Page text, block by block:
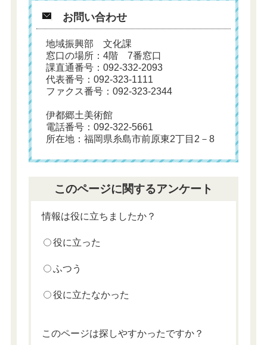
お問い合わせ
地域振興部 文化課
窓口の場所：4階 7番窓口
課直通番号：092-332-2093
代表番号：092-323-1111
ファクス番号：092-323-2344
伊都郷土美術館
電話番号：092-322-5661
所在地：福岡県糸島市前原東2丁目2－8
このページに関するアンケート
情報は役に立ちましたか？
役に立った
ふつう
役に立たなかった
このページは探しやすかったですか？